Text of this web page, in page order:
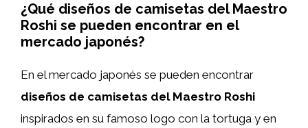
¿Qué diseños de camisetas del Maestro
Roshi se pueden encontrar en el
mercado japonés?
En el mercado japonés se pueden encontrar
diseños de camisetas del Maestro Roshi
inspirados en su famoso logo con la tortuga y en